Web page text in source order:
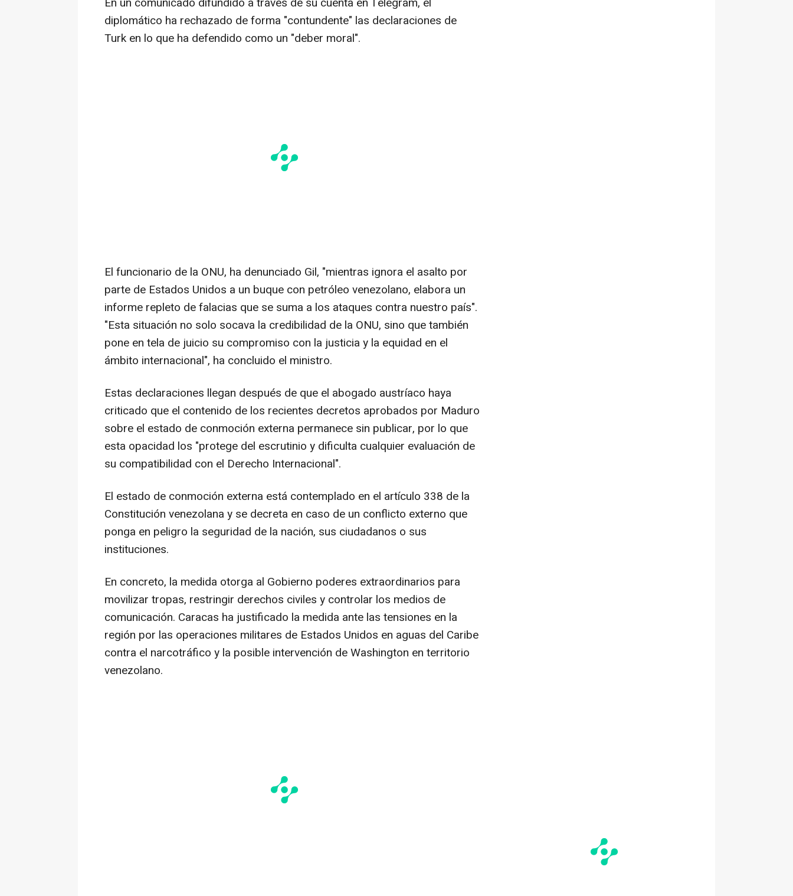
diplomático ha rechazado de forma "contundente" las declaraciones de
Turk en lo que ha defendido como un "deber moral".
El funcionario de la ONU, ha denunciado Gil, "mientras ignora el asalto por
parte de Estados Unidos a un buque con petróleo venezolano, elabora un
informe repleto de falacias que se suma a los ataques contra nuestro país".
"Esta situación no solo socava la credibilidad de la ONU, sino que también
pone en tela de juicio su compromiso con la justicia y la equidad en el
ámbito internacional", ha concluido el ministro.
Estas declaraciones llegan después de que el abogado austríaco haya
criticado que el contenido de los recientes decretos aprobados por Maduro
sobre el estado de conmoción externa permanece sin publicar, por lo que
esta opacidad los "protege del escrutinio y dificulta cualquier evaluación de
su compatibilidad con el Derecho Internacional".
El estado de conmoción externa está contemplado en el artículo 338 de la
Constitución venezolana y se decreta en caso de un conflicto externo que
ponga en peligro la seguridad de la nación, sus ciudadanos o sus
instituciones.
En concreto, la medida otorga al Gobierno poderes extraordinarios para
movilizar tropas, restringir derechos civiles y controlar los medios de
comunicación. Caracas ha justificado la medida ante las tensiones en la
región por las operaciones militares de Estados Unidos en aguas del Caribe
contra el narcotráfico y la posible intervención de Washington en territorio
venezolano.